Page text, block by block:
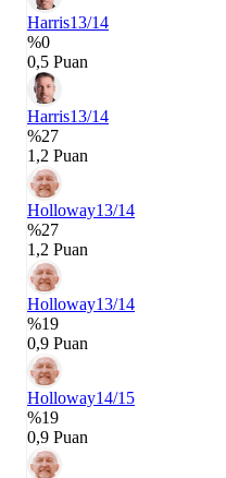
Harris13/14
%0
0,5 Puan
Harris13/14
%27
1,2 Puan
Holloway13/14
%27
1,2 Puan
Holloway13/14
%19
0,9 Puan
Holloway14/15
%19
0,9 Puan